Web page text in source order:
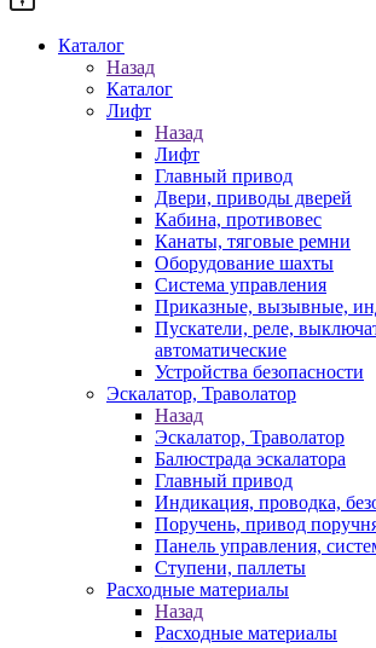
Каталог
Назад
Каталог
Лифт
Назад
Лифт
Главный привод
Двери, приводы дверей
Кабина, противовес
Канаты, тяговые ремни
Оборудование шахты
Система управления
Приказные, вызывные,
Пускатели, реле,
автоматические
Устройства безопасности
Эскалатор, Траволатор
Назад
Эскалатор, Траволатор
Балюстрада эскалатора
Главный привод
Индикация, проводка,
Поручень, привод
Панель управления,
Ступени, паллеты
Расходные материалы
Назад
Расходные материалы